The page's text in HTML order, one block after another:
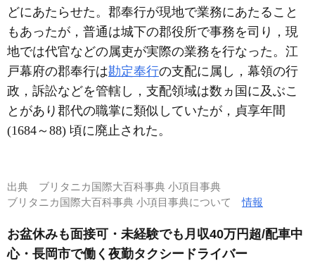
どにあたらせた。郡奉行が現地で業務にあたること
もあったが，普通は城下の郡役所で事務を司り，現
地では代官などの属吏が実際の業務を行なった。江
戸幕府の郡奉行は勘定奉行の支配に属し，幕領の行
政，訴訟などを管轄し，支配領域は数ヵ国に及ぶこ
とがあり郡代の職掌に類似していたが，貞享年間
(1684～88) 頃に廃止された。
出典 ブリタニカ国際大百科事典 小項目事典
ブリタニカ国際大百科事典 小項目事典について情報
お盆休みも面接可・未経験でも月収40万円超/配車中
心・長岡市で働く夜勤タクシードライバー